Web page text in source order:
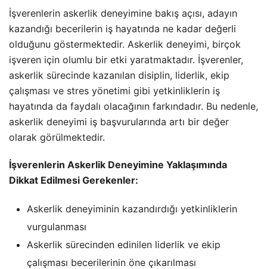
İşverenlerin askerlik deneyimine bakış açısı, adayın
kazandığı becerilerin iş hayatında ne kadar değerli
olduğunu göstermektedir. Askerlik deneyimi, birçok
işveren için olumlu bir etki yaratmaktadır. İşverenler,
askerlik sürecinde kazanılan disiplin, liderlik, ekip
çalışması ve stres yönetimi gibi yetkinliklerin iş
hayatında da faydalı olacağının farkındadır. Bu nedenle,
askerlik deneyimi iş başvurularında artı bir değer
olarak görülmektedir.
İşverenlerin Askerlik Deneyimine Yaklaşımında
Dikkat Edilmesi Gerekenler:
Askerlik deneyiminin kazandırdığı yetkinliklerin
vurgulanması
Askerlik sürecinden edinilen liderlik ve ekip
çalışması becerilerinin öne çıkarılması